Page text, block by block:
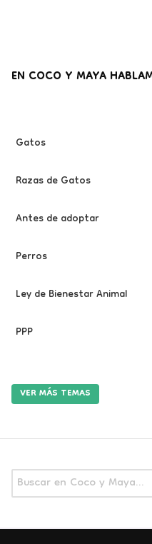
EN COCO Y MAYA
Gatos
Razas de Gatos
Antes de adoptar
Perros
Ley de Bienestar Animal
PPP
VER MÁS TEMAS